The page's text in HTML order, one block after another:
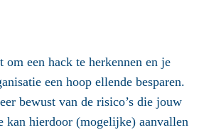
om een hack te herkennen en je
een hoop ellende besparen.
bewust van de risico’s die jouw
kan hierdoor (mogelijke) aanvallen